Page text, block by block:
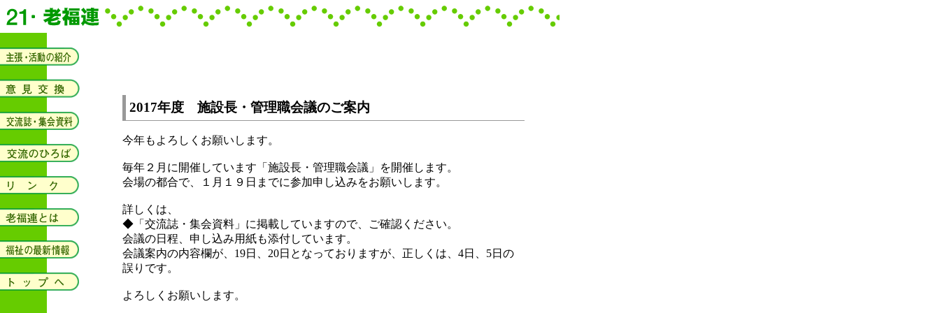
2017年度 施設長・管理職会議のご案内
今年もよろしくお願いします。
毎年２月に開催しています「施設長・管理職会議」を開催します。
会場の都合で、１月１９日までに参加申し込みをお願いします。
詳しくは、
◆「交流誌・集会資料」に掲載していますので、ご確認ください。
会議の日程、申し込み用紙も添付しています。
会議案内の内容欄が、19日、20日となっておりますが、正しくは、4日、5日の
誤りです。
よろしくお願いします。